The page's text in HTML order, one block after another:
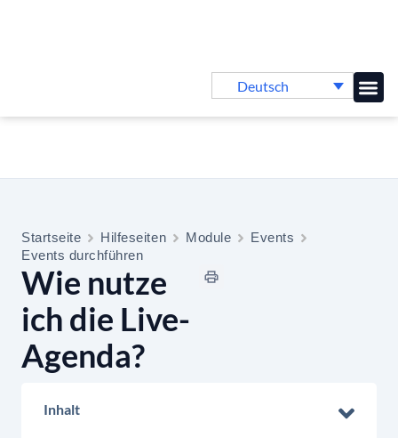
Deutsch
Startseite Hilfeseiten Module
Events
Events durchführen
Wie nutze
ich die Live-
Agenda?
Inhalt